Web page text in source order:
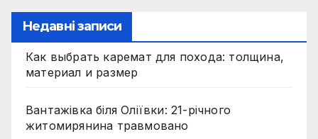
Недавні записи
Как выбрать каремат для похода: толщина,
материал и размер
Вантажівка біля Оліївки: 21-річного
житомирянина травмовано